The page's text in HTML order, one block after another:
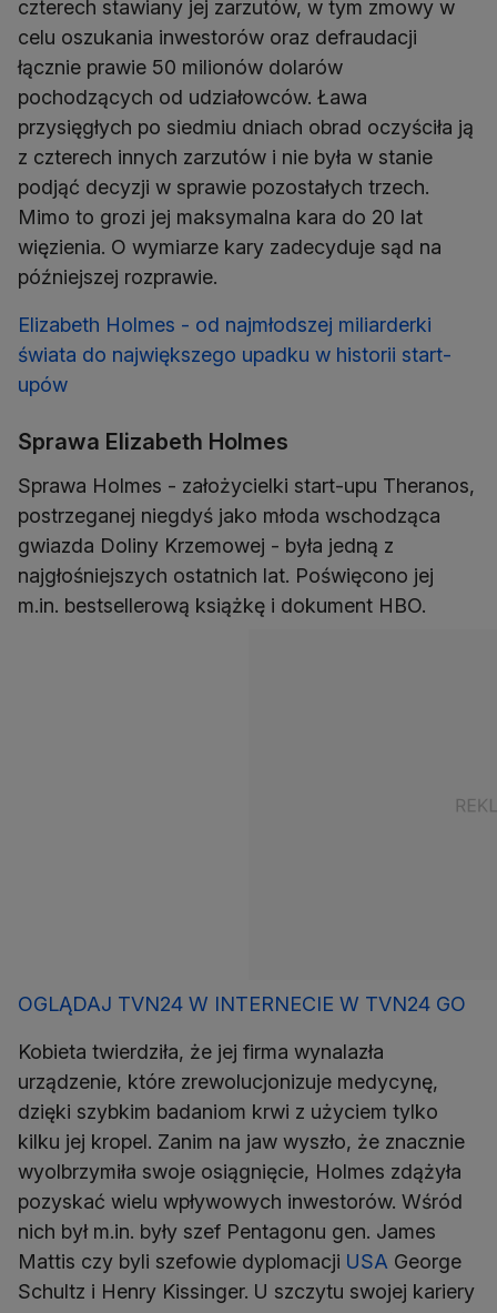
czterech stawiany jej zarzutów, w tym zmowy w
celu oszukania inwestorów oraz defraudacji
łącznie prawie 50 milionów dolarów
pochodzących od udziałowców. Ława
przysięgłych po siedmiu dniach obrad oczyściła ją
z czterech innych zarzutów i nie była w stanie
podjąć decyzji w sprawie pozostałych trzech.
Mimo to grozi jej maksymalna kara do 20 lat
więzienia. O wymiarze kary zadecyduje sąd na
późniejszej rozprawie.
Elizabeth Holmes - od najmłodszej miliarderki
świata do największego upadku w historii start-
upów
Sprawa Elizabeth Holmes
Sprawa Holmes - założycielki start-upu Theranos,
postrzeganej niegdyś jako młoda wschodząca
gwiazda Doliny Krzemowej - była jedną z
najgłośniejszych ostatnich lat. Poświęcono jej
m.in. bestsellerową książkę i dokument HBO.
OGLĄDAJ TVN24 W INTERNECIE W TVN24 GO
Kobieta twierdziła, że jej firma wynalazła
urządzenie, które zrewolucjonizuje medycynę,
dzięki szybkim badaniom krwi z użyciem tylko
kilku jej kropel. Zanim na jaw wyszło, że znacznie
wyolbrzymiła swoje osiągnięcie, Holmes zdążyła
pozyskać wielu wpływowych inwestorów. Wśród
nich był m.in. były szef Pentagonu gen. James
Mattis czy byli szefowie dyplomacji USA George
Schultz i Henry Kissinger. U szczytu swojej kariery